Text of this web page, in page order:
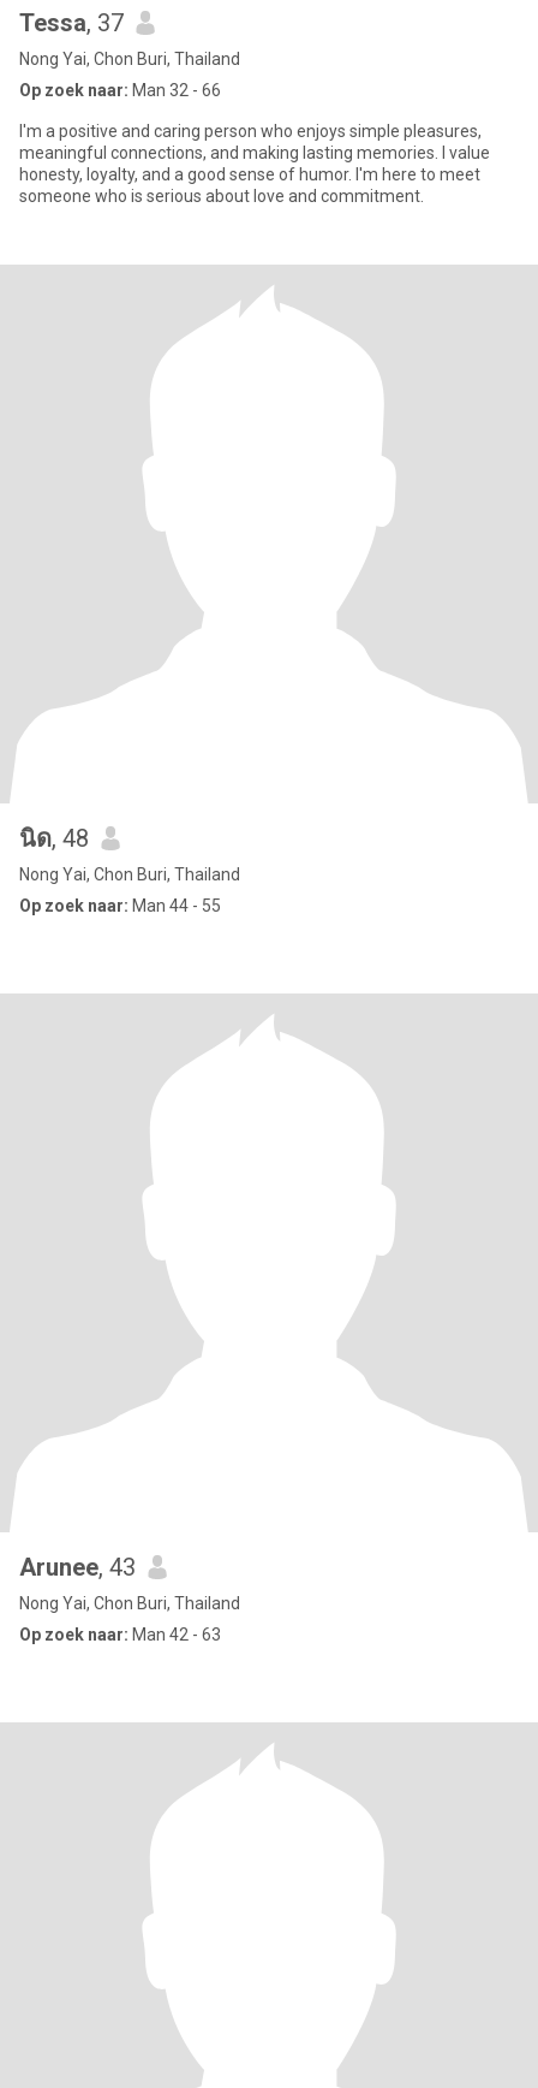
Tessa, 37
Nong Yai, Chon Buri, Thailand
Op zoek naar: Man 32 - 66
I'm a positive and caring person who enjoys simple pleasures,
meaningful connections, and making lasting memories. I value
honesty, loyalty, and a good sense of humor. I'm here to meet
someone who is serious about love and commitment.
นิด, 48
Nong Yai, Chon Buri, Thailand
Op zoek naar: Man 44 - 55
Arunee, 43
Nong Yai, Chon Buri, Thailand
Op zoek naar: Man 42 - 63